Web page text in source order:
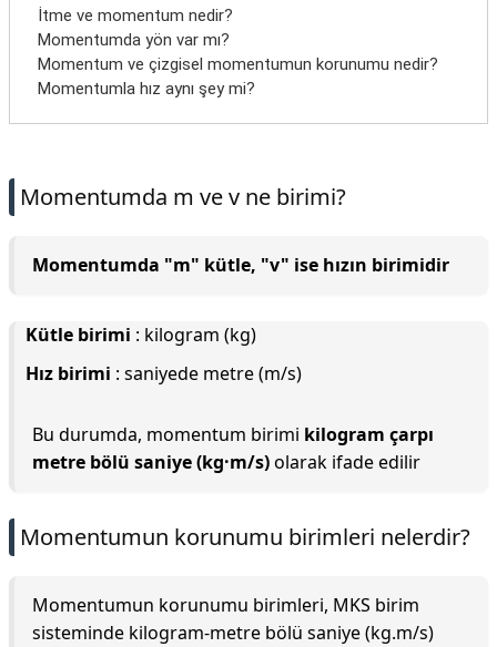
İtme ve momentum nedir?
Momentumda yön var mı?
Momentum ve çizgisel momentumun korunumu nedir?
Momentumla hız aynı şey mi?
Momentumda m ve v ne birimi?
Momentumda "m" kütle, "v" ise hızın birimidir
Kütle birimi : kilogram (kg)
Hız birimi : saniyede metre (m/s)
Bu durumda, momentum birimi kilogram çarpı
metre bölü saniye (kg·m/s)olarak ifade edilir
Momentumun korunumu birimleri nelerdir?
Momentumun korunumu birimleri, MKS birim
sisteminde kilogram-metre bölü saniye (kg.m/s)